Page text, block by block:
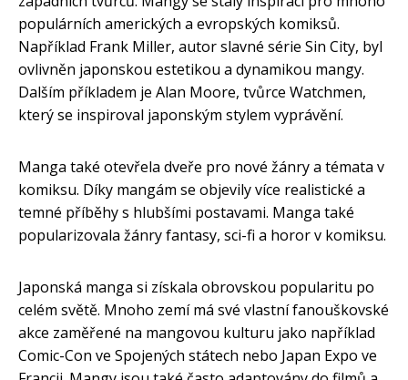
populárních amerických a evropských komiksů.
Například Frank Miller, autor slavné série Sin City, byl
ovlivněn japonskou estetikou a dynamikou mangy.
Dalším příkladem je Alan Moore, tvůrce Watchmen,
který se inspiroval japonským stylem vyprávění.
Manga také otevřela dveře pro nové žánry a témata v
komiksu. Díky mangám se objevily více realistické a
temné příběhy s hlubšími postavami. Manga také
popularizovala žánry fantasy, sci-fi a horor v komiksu.
Japonská manga si získala obrovskou popularitu po
celém světě. Mnoho zemí má své vlastní fanouškovské
akce zaměřené na mangovou kulturu jako například
Comic-Con ve Spojených státech nebo Japan Expo ve